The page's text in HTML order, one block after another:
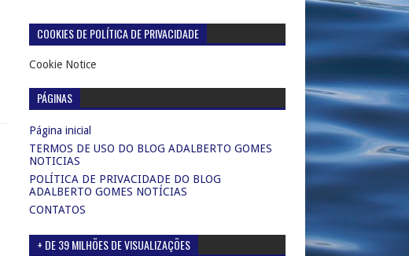
COOKIES DE POLÍTICA DE PRIVACIDADE
Cookie Notice
PÁGINAS
Página inicial
TERMOS DE USO DO BLOG ADALBERTO GOMES
NOTICIAS
POLÍTICA DE PRIVACIDADE DO BLOG
ADALBERTO GOMES NOTÍCIAS
CONTATOS
+ DE 39 MILHÕES DE VISUALIZAÇÕES